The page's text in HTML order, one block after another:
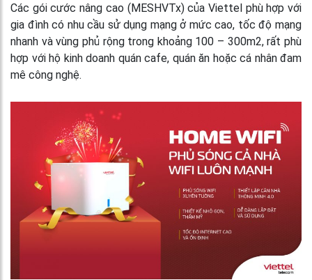
Các gói cước nâng cao (MESHVTx) của Viettel phù hợp với
gia đình có nhu cầu sử dụng mạng ở mức cao, tốc độ mạng
nhanh và vùng phủ rộng trong khoảng 100 – 300m2, rất phù
hợp với hộ kinh doanh quán cafe, quán ăn hoặc cá nhân đam
mê công nghệ.